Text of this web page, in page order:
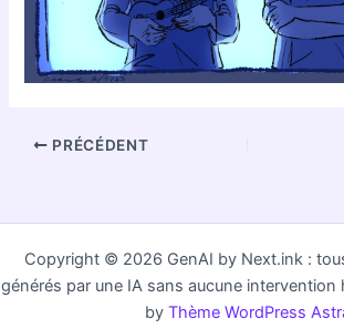
PRÉCÉDENT
Copyright © 2026 GenAI by Next.ink :
générés par une IA sans aucune intervention
by Thème WordPress